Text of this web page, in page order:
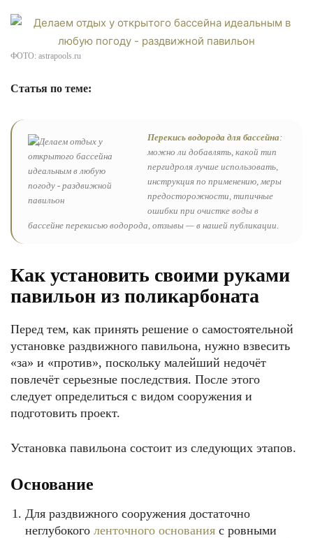
ФОТО: astrapools.ru
Статья по теме:
Перекись водорода для бассейна:
можно ли добавлять, какой тип
пергидроля лучше использовать,
инструкция по применению, меры
предосторожности, типичные
ошибки при очистке воды в
бассейне перекисью водорода, отзывы — в нашей публикации.
Как установить своими руками
павильон из поликарбоната
Перед тем, как принять решение о самостоятельной
установке раздвижного павильона, нужно взвесить
«за» и «против», поскольку малейший недочёт
повлечёт серьезные последствия. После этого
следует определиться с видом сооружения и
подготовить проект.
Установка павильона состоит из следующих этапов.
Основание
Для раздвижного сооружения достаточно
неглубокого ленточного основания с ровными